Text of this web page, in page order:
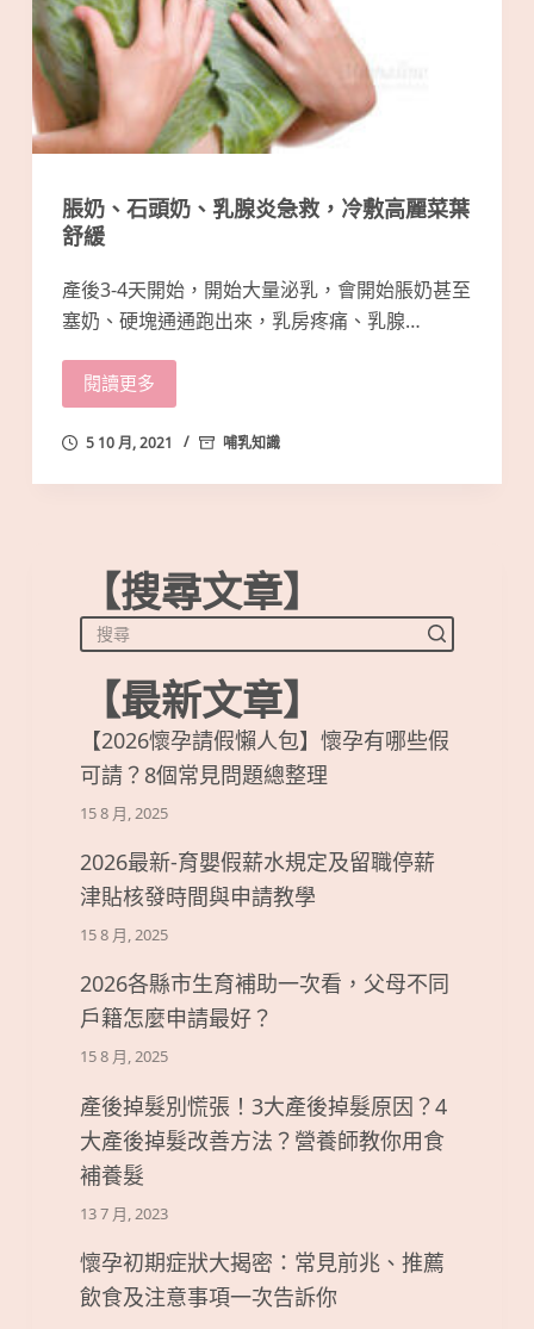
脹奶、石頭奶、乳腺炎急救，冷敷高麗菜葉
舒緩
產後3-4天開始，開始大量泌乳，會開始脹奶甚至
塞奶、硬塊通通跑出來，乳房疼痛、乳腺…
閱讀更多
5 10 月, 2021 哺乳知識
【搜尋文章】
【最新文章】
【2026懷孕請假懶人包】懷孕有哪些假
可請？8個常見問題總整理
15 8 月, 2025
2026最新-育嬰假薪水規定及留職停薪
津貼核發時間與申請教學
15 8 月, 2025
2026各縣市生育補助一次看，父母不同
戶籍怎麼申請最好？
15 8 月, 2025
產後掉髮別慌張！3大產後掉髮原因？4
大產後掉髮改善方法？營養師教你用食
補養髮
13 7 月, 2023
懷孕初期症狀大揭密：常見前兆、推薦
飲食及注意事項一次告訴你